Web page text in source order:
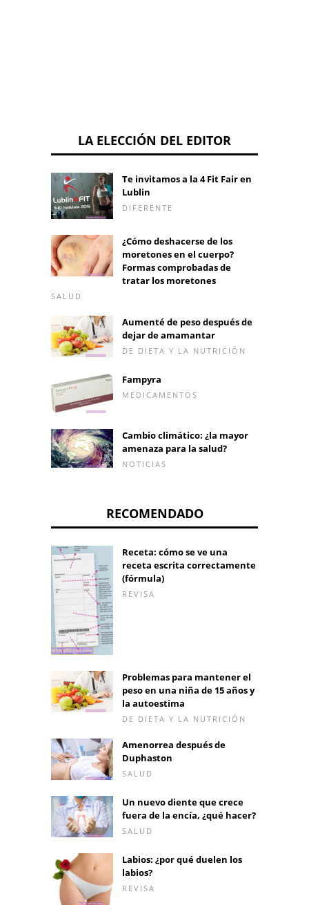
LA ELECCIÓN DEL EDITOR
Te invitamos a la 4 Fit Fair en
Lublin
DIFERENTE
¿Cómo deshacerse de los
moretones en el cuerpo?
Formas comprobadas de
tratar los moretones
SALUD
Aumenté de peso después de
dejar de amamantar
DE DIETA Y LA NUTRICIÓN
Fampyra
MEDICAMENTOS
Cambio climático: ¿la mayor
amenaza para la salud?
NOTICIAS
RECOMENDADO
Receta: cómo se ve una
receta escrita correctamente
(fórmula)
REVISA
Problemas para mantener el
peso en una niña de 15 años y
la autoestima
DE DIETA Y LA NUTRICIÓN
Amenorrea después de
Duphaston
SALUD
Un nuevo diente que crece
fuera de la encía, ¿qué hacer?
SALUD
Labios: ¿por qué duelen los
labios?
REVISA